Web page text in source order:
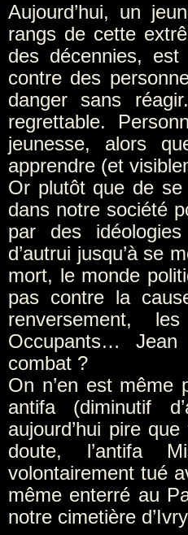
Aujourd’hui, un
rangs de cette
des décennies, est
contre des
danger sans
regrettable.
jeunesse, alors
apprendre (et
Or plutôt que de
dans notre société
par des
d’autrui jusqu’à se
mort, le monde
pas contre la
renversement,
Occupants…
combat ?
On n’en est même
antifa (diminutif
aujourd’hui pire
doute, l’antifa
volontairement tué
même enterré au
notre cimetière